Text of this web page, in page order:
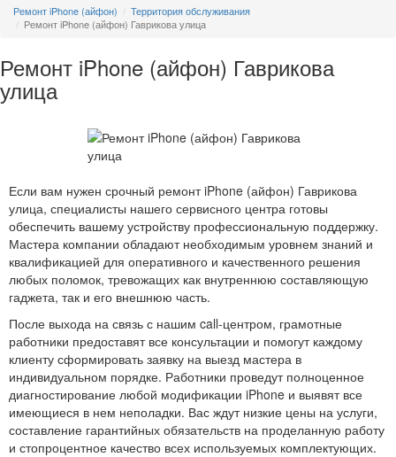
Ремонт iPhone (айфон)
Территория обслуживания
Ремонт iPhone (айфон) Гаврикова улица
Ремонт iPhone (айфон) Гаврикова
улица
Если вам нужен срочный ремонт iPhone (айфон) Гаврикова
улица, специалисты нашего сервисного центра готовы
обеспечить вашему устройству профессиональную поддержку.
Мастера компании обладают необходимым уровнем знаний и
квалификацией для оперативного и качественного решения
любых поломок, тревожащих как внутреннюю составляющую
гаджета, так и его внешнюю часть.
После выхода на связь с нашим call-центром, грамотные
работники предоставят все консультации и помогут каждому
клиенту сформировать заявку на выезд мастера в
индивидуальном порядке. Работники проведут полноценное
диагностирование любой модификации iPhone и выявят все
имеющиеся в нем неполадки. Вас ждут низкие цены на услуги,
составление гарантийных обязательств на проделанную работу
и стопроцентное качество всех используемых комплектующих.